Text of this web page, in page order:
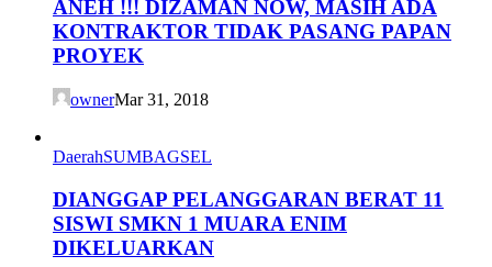
ANEH !!! DIZAMAN NOW, MASIH ADA
KONTRAKTOR TIDAK PASANG PAPAN
PROYEK
ownerMar 31, 2018
DaerahSUMBAGSEL
DIANGGAP PELANGGARAN BERAT 11
SISWI SMKN 1 MUARA ENIM
DIKELUARKAN